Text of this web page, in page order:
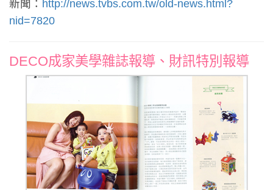
新聞： http://news.tvbs.com.tw/old-news.html?
nid=7820
DECO成家美學雜誌報導、財訊特別報導